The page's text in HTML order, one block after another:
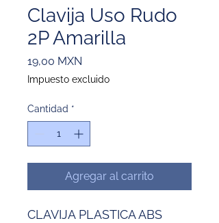
Clavija Uso Rudo
2P Amarilla
19,00 MXN
Impuesto excluido
Cantidad *
Agregar al carrito
CLAVIJA PLASTICA ABS